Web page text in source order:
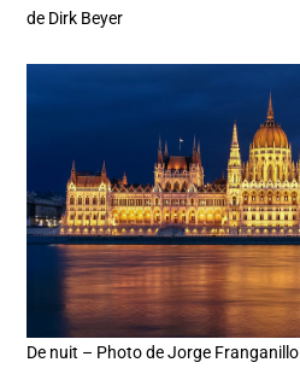
de Dirk Beyer
De nuit – Photo de Jorge Franganillo